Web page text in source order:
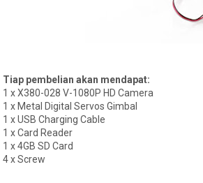
Tiap pembelian akan mendapat:
1 x X380-028 V-1080P HD Camera
1 x Metal Digital Servos Gimbal
1 x USB Charging Cable
1 x Card Reader
1 x 4GB SD Card
4 x Screw